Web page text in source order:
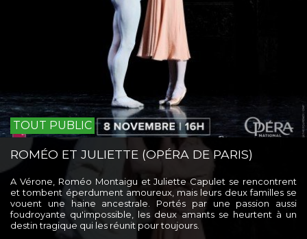
TOUT PUBLIC
ROMÉO ET JULIETTE (OPÉRA DE PARIS)
A Vérone, Roméo Montaigu et Juliette Capulet se rencontrent
et tombent éperdument amoureux, mais leurs deux familles se
vouent une haine ancestrale. Portés par une passion aussi
foudroyante qu'impossible, les deux amants se heurtent à un
destin tragique qui les réunit pour toujours.